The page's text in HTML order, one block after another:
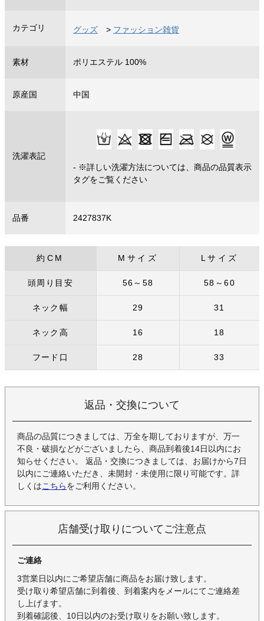
カテゴリ グッズ > ファッション雑貨
素材 ポリエステル 100%
原産国 中国
洗濯表記
- ※詳しい洗濯方法については、商品の品質表示
タグをご覧ください
品番 2427837K
約CM Mサイズ Lサイズ
頭周り目安 56～58 58～60
ネック幅 29 31
ネック高 16 18
フード口 28 33
返品・交換について
商品の品質につきましては、万全を期しておりますが、万一
不良・破損などがございましたら、商品到着後14日以内にお
知らせください。 返品・交換につきましては、お届けから7日
以内にご連絡いただき、未開封・未使用に限り可能です。詳
しくはこちらをご利用ください。
店舗受け取りについてご注意点
ご連絡
3営業日以内にご希望店舗に商品をお届け致します。
受け取り希望店舗に到着後、到着案内をメールにてご連絡差
し上げます。
到着確認後、10日以内のお受け取りをお願い致します。